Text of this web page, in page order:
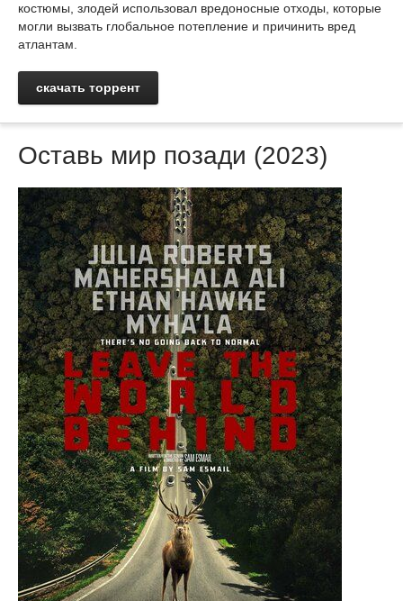
костюмы, злодей использовал вредоносные отходы, которые
могли вызвать глобальное потепление и причинить вред
атлантам.
скачать торрент
Оставь мир позади (2023)